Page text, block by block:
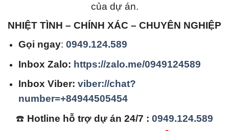
của dự án.
NHIỆT TÌNH – CHÍNH XÁC – CHUYÊN NGHIỆP
Gọi ngay: 0949.124.589
Inbox Zalo: https://zalo.me/0949124589
Inbox Viber: viber://chat?
number=+84944505454
☎️ Hotline hỗ trợ dự án 24/7 : 0949.124.589